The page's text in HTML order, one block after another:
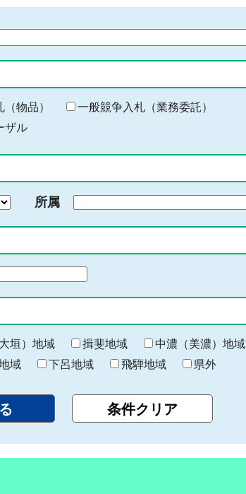
物品）
一般競争入札（業務委託）
ザル
所属
垣）地域 揖斐地域 中濃（美濃）地域
域 下呂地域 飛騨地域 県外